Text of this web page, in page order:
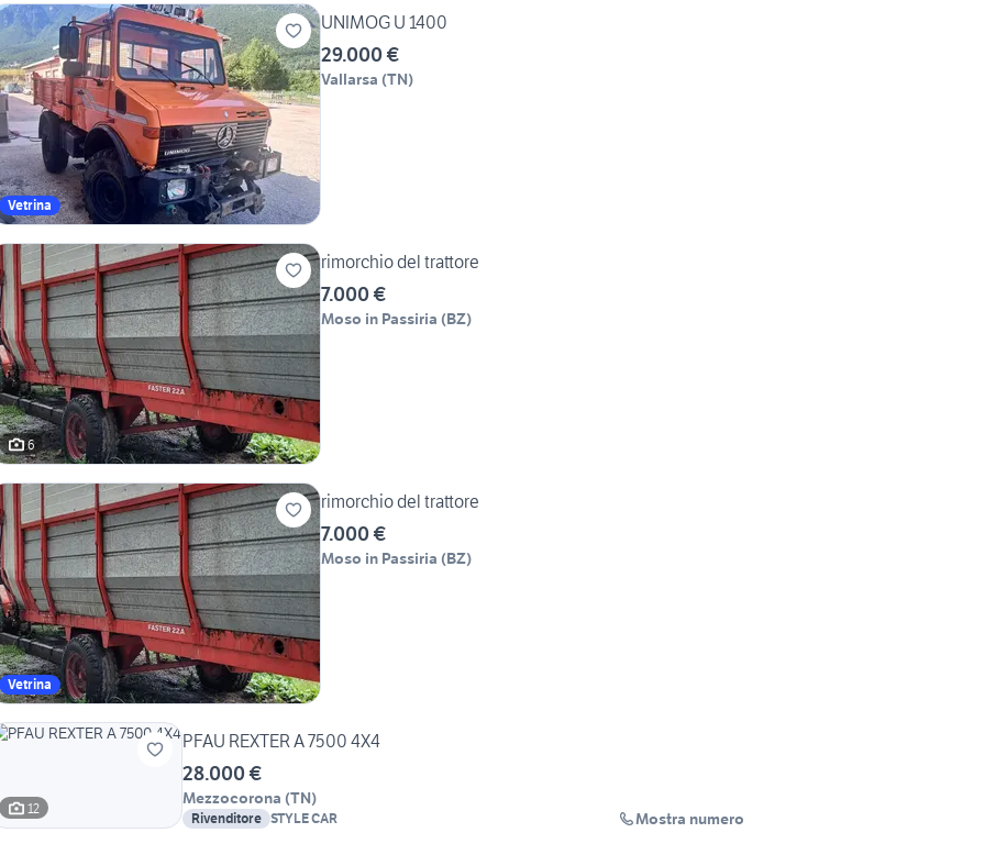
Vetrina
UNIMOG U 1400
29.000 €
Vallarsa (TN)
6
rimorchio del trattore
7.000 €
Moso in Passiria (BZ)
Vetrina
rimorchio del trattore
7.000 €
Moso in Passiria (BZ)
12
PFAU REXTER A 7500 4X4
28.000 €
Mezzocorona (TN)
Rivenditore STYLE CAR Mostra numero